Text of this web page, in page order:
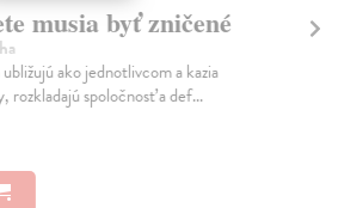
musia byť zničené
ako jednotlivcom a kazia
rozkladajú spoločnosť a def...